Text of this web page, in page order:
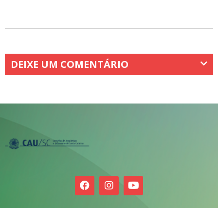
DEIXE UM COMENTÁRIO